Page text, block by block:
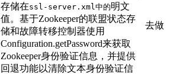
存储在ssl-server.xml中的明文
值。基于Zookeeper的联盟状态存
储和故障转移控制器使用
Configuration.getPassword来获取
Zookeeper身份验证信息，并提供
回退功能以清除文本身份验证信
去做